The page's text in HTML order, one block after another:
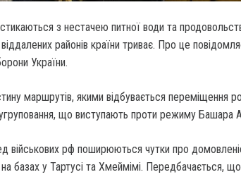
стикаються з нестачею питної води та
районів країни триває. Про це
України.
маршрутів, якими відбувається переміщення
що виступають проти режиму Башара
військових рф поширюються чутки про
базах у Тартусі та Хмеймімі. Передбачається,